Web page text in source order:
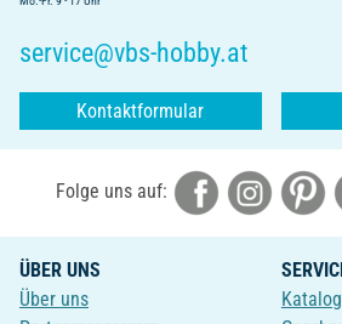
service@vbs-hobby.at
Kontaktformular
Folge uns auf:
ÜBER UNS
Über uns
Katalog